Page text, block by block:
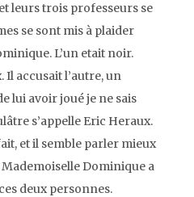
leurs trois professeurs se
se sont mis à plaider
L’un etait noir.
Il accusait l’autre, un
lui avoir joué je ne sais
s’appelle Eric Heraux.
et il semble parler mieux
Dominique a
deux personnes.